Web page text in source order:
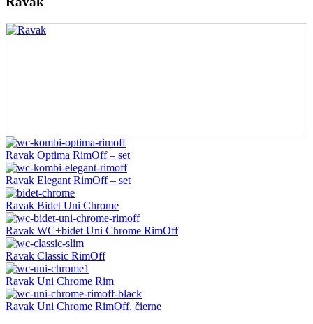
Ravak Optima RimOff – set
Ravak Elegant RimOff – set
Ravak Bidet Uni Chrome
Ravak WC+bidet Uni Chrome RimOff
Ravak Classic RimOff
Ravak Uni Chrome Rim
Ravak Uni Chrome RimOff, čierne